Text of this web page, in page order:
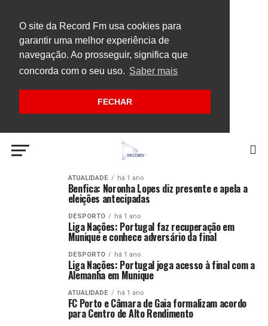
O site da Record Fm usa cookies para
garantir uma melhor experiência de
navegação. Ao prosseguir, significa que
concorda com o seu uso. Saber mais
FECHAR
ATUALIDADE há 1 ano
Benfica: Noronha Lopes diz presente e apela a
eleições antecipadas
DESPORTO há 1 ano
Liga Nações: Portugal faz recuperação em
Munique e conhece adversário da final
DESPORTO há 1 ano
Liga Nações: Portugal joga acesso à final com a
Alemanha em Munique
ATUALIDADE há 1 ano
FC Porto e Câmara de Gaia formalizam acordo
para Centro de Alto Rendimento